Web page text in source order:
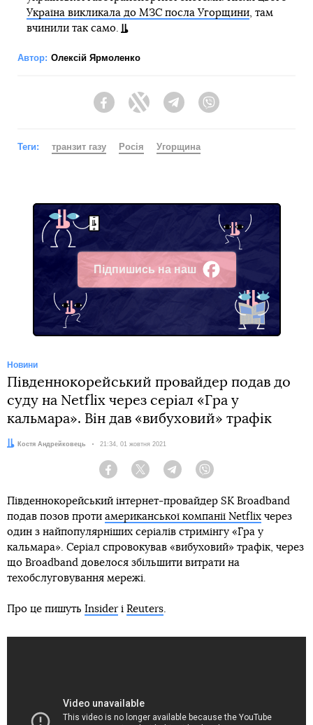
Україна викликала до МЗС посла Угорщини, там
вчинили так само.
Автор: Олексій Ярмоленко
FacebookTwitter Telegram
Теги: транзит газу Росія Угорщина
Підпишись на наш
Facebook
Новини
Південнокорейський провайдер подав до
суду на Netflix через серіал «Гра у
кальмара». Він дав «вибуховий» трафік
Автор:Костя Андрейковець Дата:
21:34, 01 жовтня 2021
Facebook Twitter Telegram
Південнокорейський інтернет-провайдер SK Broadband
подав позов проти американської компанії Netflix через
один з найпопулярніших серіалів стримінгу «Гра у
кальмара». Серіал спровокував «вибуховий» трафік, через
що Broadband довелося збільшити витрати на
техобслуговування мережі.
Про це пишуть Insiderі Reuters.